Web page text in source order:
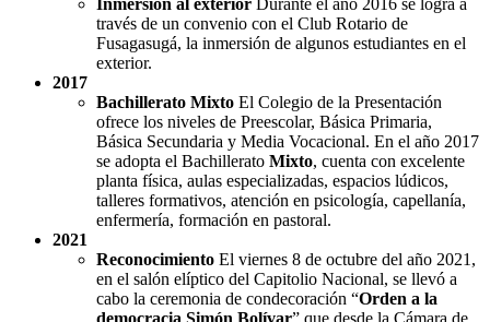
través de un convenio con el Club Rotario de
Fusagasugá, la inmersión de algunos estudiantes en el
exterior.
2017
Bachillerato Mixto El Colegio de la Presentación
ofrece los niveles de Preescolar, Básica Primaria,
Básica Secundaria y Media Vocacional. En el año 2017
se adopta el Bachillerato Mixto, cuenta con excelente
planta física, aulas especializadas, espacios lúdicos,
talleres formativos, atención en psicología, capellanía,
enfermería, formación en pastoral.
2021
Reconocimiento El viernes 8 de octubre del año 2021,
en el salón elíptico del Capitolio Nacional, se llevó a
cabo la ceremonia de condecoración “Orden a la
democracia Simón Bolívar” que desde la Cámara de